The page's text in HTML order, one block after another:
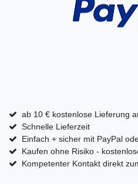
ab 10 € kostenlose Lieferung
Schnelle Lieferzeit
Einfach + sicher mit PayPal
Kaufen ohne Risiko -
Kompetenter Kontakt direkt